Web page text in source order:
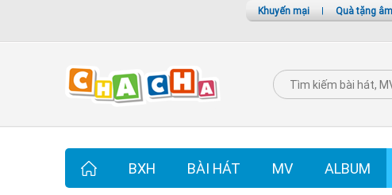
Khuyến mại | Quà tặng
BXH BÀI HÁT MV ALBUM